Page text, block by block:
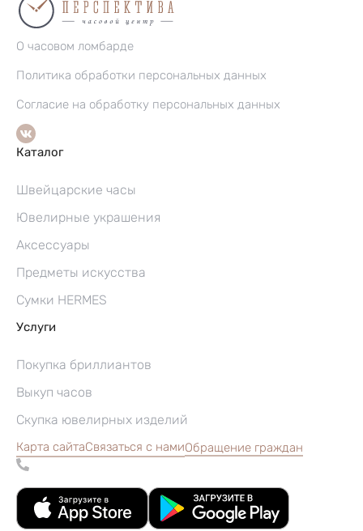
О часовом ломбарде
Политика обработки персональных данных
Согласие на обработку персональных данных
Каталог
Швейцарские часы
Ювелирные украшения
Аксессуары
Предметы искусства
Сумки HERMES
Услуги
Покупка бриллиантов
Выкуп часов
Скупка ювелирных изделий
Карта сайтаСвязаться с намиОбращение граждан